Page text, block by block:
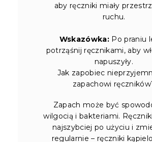
aby ręczniki miały
ruchu.
Wskazówka: Po praniu
potrząśnij ręcznikami, aby
napuszyły.
Jak zapobiec
zapachowi
Zapach może być
wilgocią i bakteriami.
najszybciej po użyciu i
regularnie – ręczniki